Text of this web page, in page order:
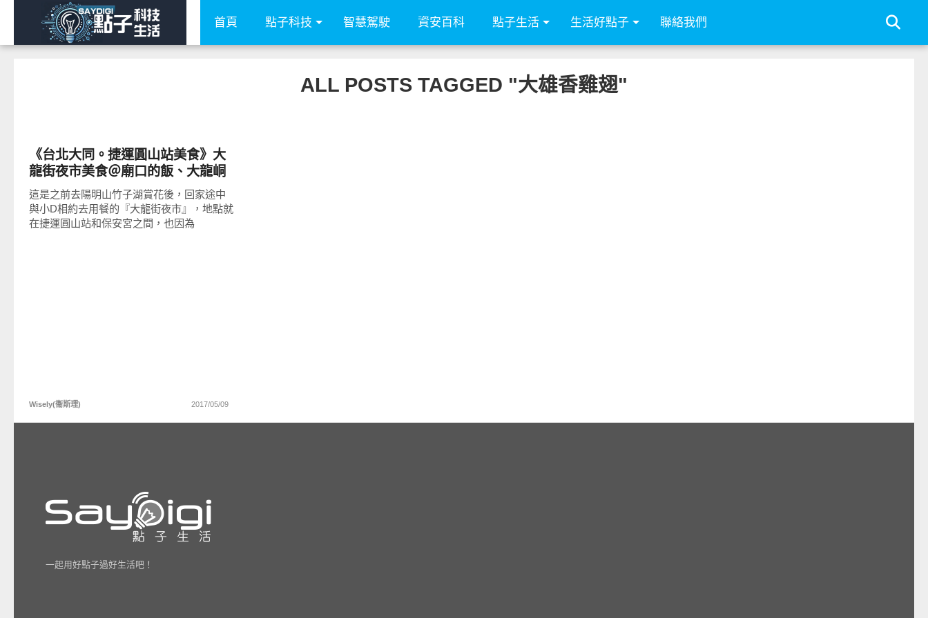
首頁 點子科技 智慧駕駛 資安百科 點子生活 生活好點子 聯絡我們
ALL POSTS TAGGED "大雄香雞翅"
《台北大同。捷運圓山站美食》大
龍街夜市美食＠廟口的飯、大龍峒
甘蔗汁、大雄香雞翅
這是之前去陽明山竹子湖賞花後，回家途中
與小D相約去用餐的『大龍街夜市』，地點就
在捷運圓山站和保安宮之間，也因為
Wisely(衞斯理) 2017/05/09
一起用好點子過好生活吧！